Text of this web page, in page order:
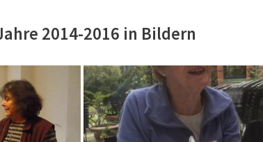
2014-2016 in Bildern